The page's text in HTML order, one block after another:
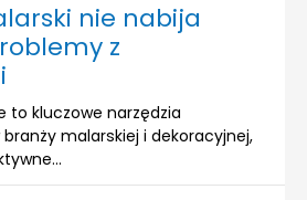
nie nabija
z
to kluczowe narzędzia
malarskiej i dekoracyjnej,